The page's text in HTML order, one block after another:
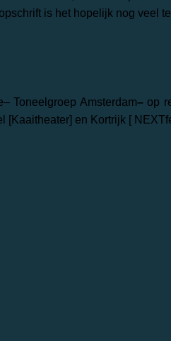
is het hopelijk nog veel
– Toneelgroep Amsterdam– op
[Kaaitheater] en Kortrijk [